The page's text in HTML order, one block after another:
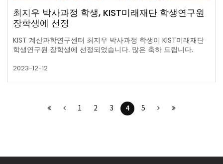
최지우 박사과정 학생, KIST미래재단 학생연구원
장학생에 선정
KIST 계산과학연구센터 최지우 박사과정 학생이 KIST미래재단
학 생연구원 장학생에 선정되었습니다. 많은 축하 드립니다.
2023-12-12
1 2 3 4 5